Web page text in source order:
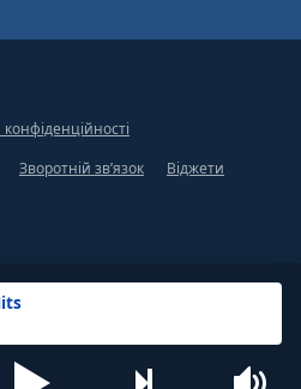
конфіденційності
Зворотній зв’язок
Віджети